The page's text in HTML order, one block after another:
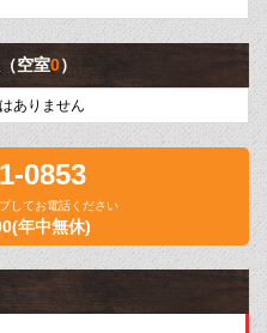
（空室0）
ありません
0853
してお電話ください
年中無休)